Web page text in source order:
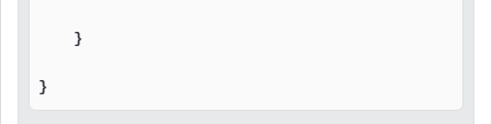
    }
}